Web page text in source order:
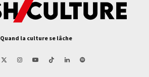
Quand la culture se lâche